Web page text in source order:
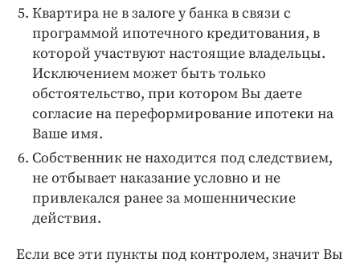
Квартира не в залоге у банка в связи с
программой ипотечного кредитования, в
которой участвуют настоящие владельцы.
Исключением может быть только
обстоятельство, при котором Вы даете
согласие на переформирование ипотеки на
Ваше имя.
Собственник не находится под следствием,
не отбывает наказание условно и не
привлекался ранее за мошеннические
действия.
Если все эти пункты под контролем, значит Вы